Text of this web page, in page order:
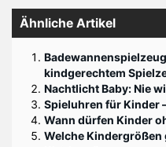
Ähnliche Artikel
kindgerechtem
Nachtlicht Baby: Nie
Spieluhren für Kinder
Wann dürfen Kinder
Welche Kindergrößen